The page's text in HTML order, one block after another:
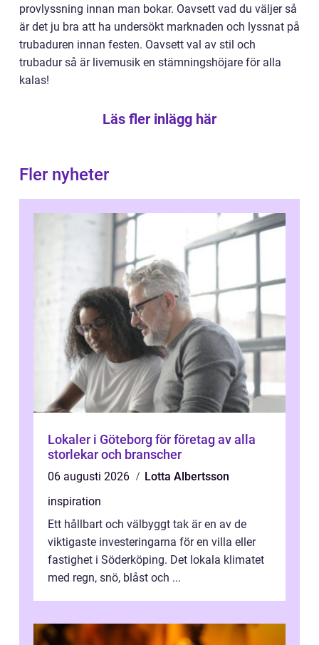
provlyssning innan man bokar. Oavsett vad du väljer så
är det ju bra att ha undersökt marknaden och lyssnat på
trubaduren innan festen. Oavsett val av stil och
trubadur så är livemusik en stämningshöjare för alla
kalas!
Läs fler inlägg här
Fler nyheter
Lokaler i Göteborg för företag av alla
storlekar och branscher
06 augusti 2026
Lotta Albertsson
inspiration
Ett hållbart och välbyggt tak är en av de
viktigaste investeringarna för en villa eller
fastighet i Söderköping. Det lokala klimatet
med regn, snö, blåst och ...